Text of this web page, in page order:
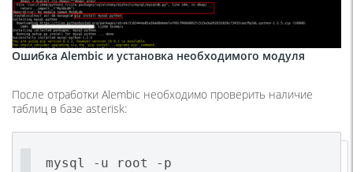
Ошибка Alembic и установка необходимого модуля
После отработки Alembic необходимо проверить наличие
таблиц в базе asterisk:
mysql -u root -p